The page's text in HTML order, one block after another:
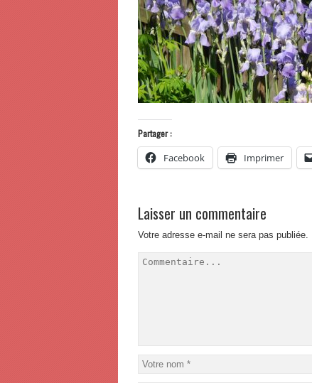
Partager :
Facebook Imprimer
Laisser un commentaire
Votre adresse e-mail ne sera pas publiée.